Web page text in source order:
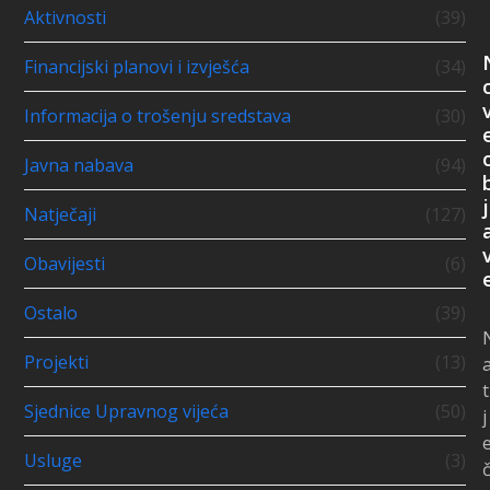
Aktivnosti (39)
Financijski planovi i izvješća (34)
Informacija o trošenju sredstava (30)
Javna nabava (94)
Natječaji (127)
Obavijesti (6)
Ostalo (39)
Projekti (13)
Sjednice Upravnog vijeća (50)
Usluge (3)
j
t
j
č